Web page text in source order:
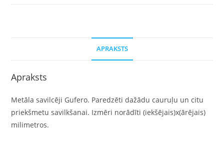
APRAKSTS
Apraksts
Metāla savilcēji Gufero. Paredzēti dažādu cauruļu un citu
priekšmetu savilkšanai. Izmēri norādīti (iekšējais)x(ārējais)
milimetros.